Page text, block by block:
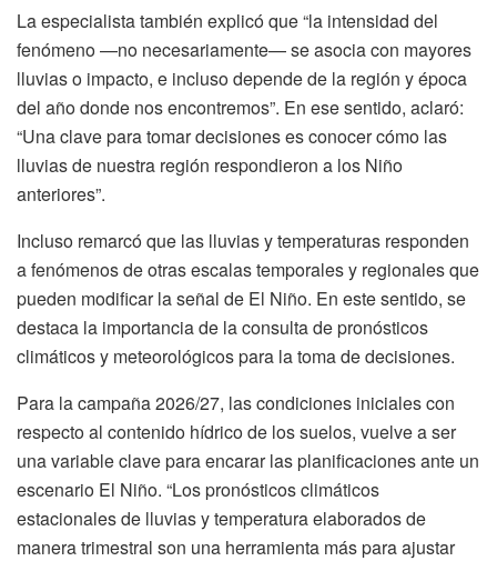
La especialista también explicó que “la intensidad del
fenómeno —no necesariamente— se asocia con mayores
lluvias o impacto, e incluso depende de la región y época
del año donde nos encontremos”. En ese sentido, aclaró:
“Una clave para tomar decisiones es conocer cómo las
lluvias de nuestra región respondieron a los Niño
anteriores”.
Incluso remarcó que las lluvias y temperaturas responden
a fenómenos de otras escalas temporales y regionales que
pueden modificar la señal de El Niño. En este sentido, se
destaca la importancia de la consulta de pronósticos
climáticos y meteorológicos para la toma de decisiones.
Para la campaña 2026/27, las condiciones iniciales con
respecto al contenido hídrico de los suelos, vuelve a ser
una variable clave para encarar las planificaciones ante un
escenario El Niño. “Los pronósticos climáticos
estacionales de lluvias y temperatura elaborados de
manera trimestral son una herramienta más para ajustar